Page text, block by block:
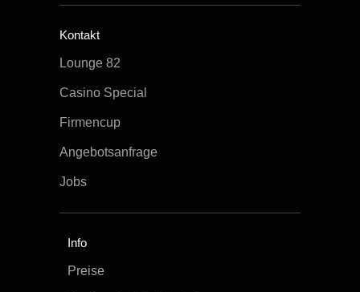
Kontakt
Lounge 82
Casino Special
Firmencup
Angebotsanfrage
Jobs
Info
Preise